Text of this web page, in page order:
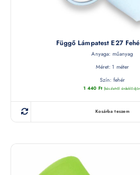
Függő Lámpatest E27
Anyaga: műanyag
Méret: 1 méter
Szín: fehér
1 440 Ft (készletről
Kosárba teszem